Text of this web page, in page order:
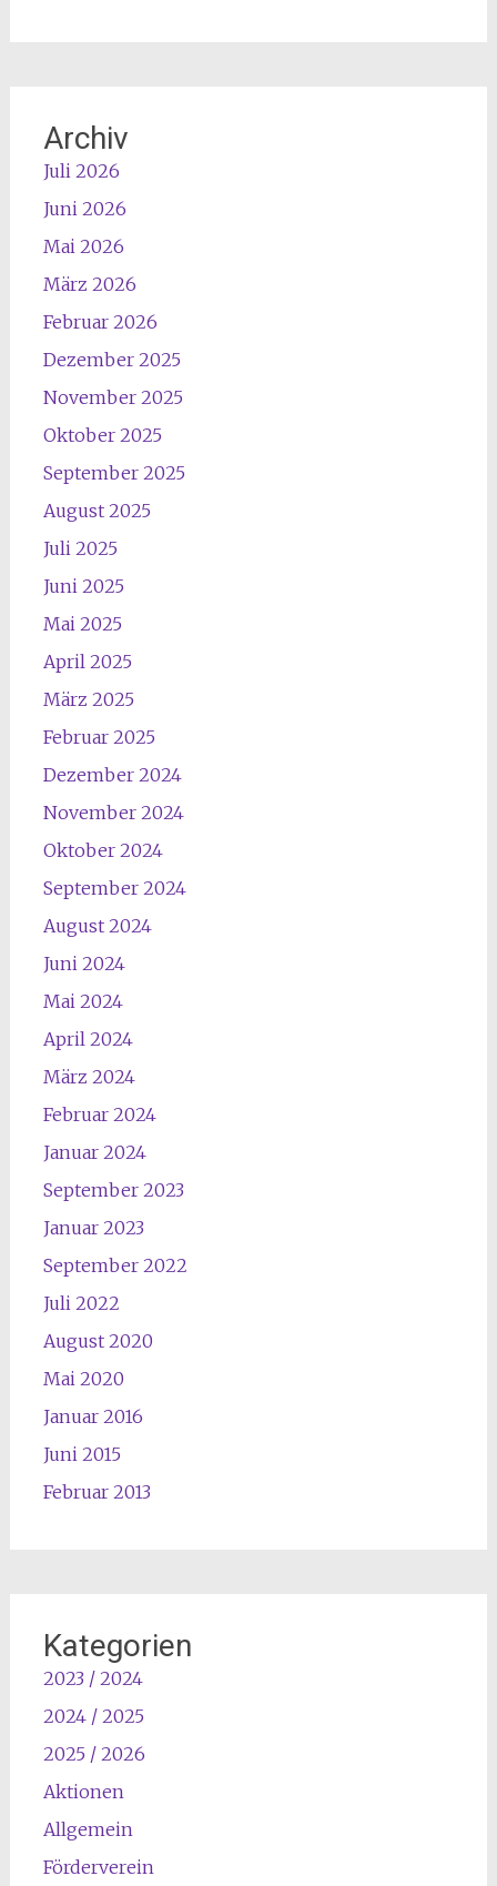
Archiv
Juli 2026
Juni 2026
Mai 2026
März 2026
Februar 2026
Dezember 2025
November 2025
Oktober 2025
September 2025
August 2025
Juli 2025
Juni 2025
Mai 2025
April 2025
März 2025
Februar 2025
Dezember 2024
November 2024
Oktober 2024
September 2024
August 2024
Juni 2024
Mai 2024
April 2024
März 2024
Februar 2024
Januar 2024
September 2023
Januar 2023
September 2022
Juli 2022
August 2020
Mai 2020
Januar 2016
Juni 2015
Februar 2013
Kategorien
2023 / 2024
2024 / 2025
2025 / 2026
Aktionen
Allgemein
Förderverein